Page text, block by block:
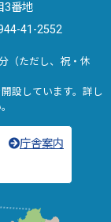
3番地
41-2552
（ただし、祝・休
設しています。詳し
庁舎案内